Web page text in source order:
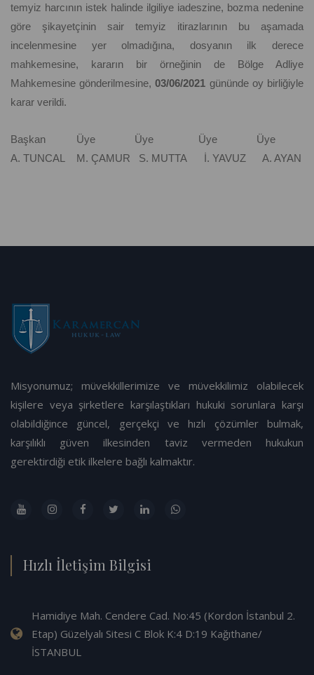
temyiz harcının istek halinde ilgiliye iadeszine, bozma nedenine
göre şikayetçinin sair temyiz itirazlarının bu aşamada
incelenmesine yer olmadığına, dosyanın ilk derece
mahkemesine, kararın bir örneğinin de Bölge Adliye
Mahkemesine gönderilmesine,03/06/2021 gününde oy birliğiyle
karar verildi.
Başkan Üye Üye Üye Üye
A. TUNCAL M. ÇAMUR S. MUTTA İ. YAVUZ A. AYAN
Misyonumuz; müvekkillerimize ve müvekkilimiz olabilecek
kişilere veya şirketlere karşılaştıkları hukuki sorunlara karşı
olabildiğince güncel, gerçekçi ve hızlı çözümler bulmak,
karşılıklı güven ilkesinden taviz vermeden hukukun
gerektirdiği etik ilkelere bağlı kalmaktır.
Hızlı İletişim Bilgisi
Hamidiye Mah. Cendere Cad. No:45 (Kordon İstanbul 2.
Etap) Güzelyalı Sitesi C Blok K:4 D:19 Kağıthane/
İSTANBUL